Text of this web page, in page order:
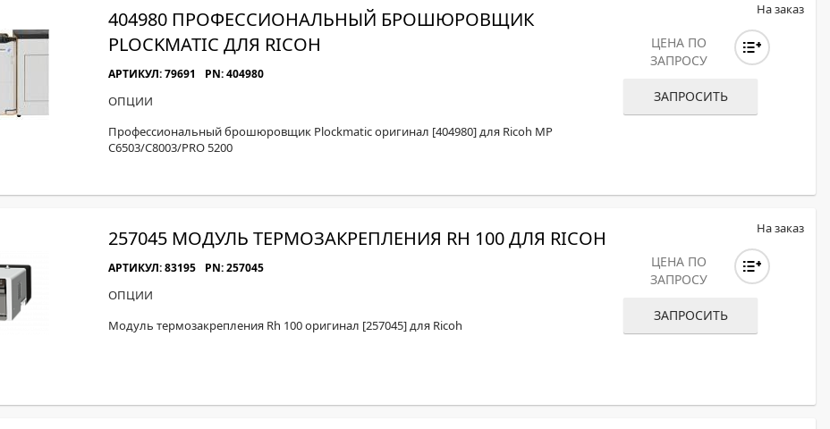
404980 ПРОФЕССИОНАЛЬНЫЙ БРОШЮРОВЩИК
PLOCKMATIC ДЛЯ RICOH
АРТИКУЛ: 79691 PN: 404980
ОПЦИИ
Профессиональный брошюровщик Plockmatic оригинал [404980] для Ricoh MP
C6503/C8003/PRO 5200
На заказ
ЦЕНА ПО
ЗАПРОСУ
ЗАПРОСИТЬ
257045 МОДУЛЬ ТЕРМОЗАКРЕПЛЕНИЯ RH 100 ДЛЯ RICOH
АРТИКУЛ: 83195 PN: 257045
ОПЦИИ
Модуль термозакрепления Rh 100 оригинал [257045] для Ricoh
На заказ
ЦЕНА ПО
ЗАПРОСУ
ЗАПРОСИТЬ